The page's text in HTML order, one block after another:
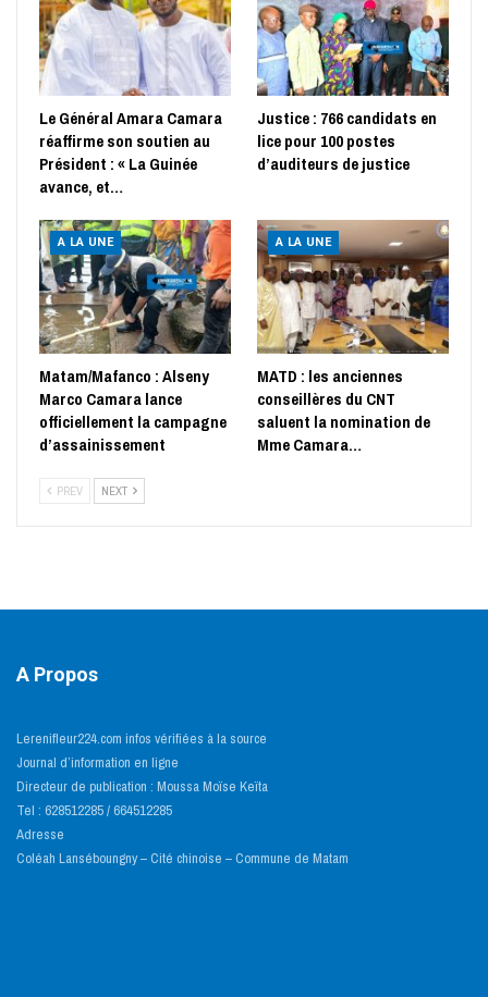
Le Général Amara Camara
réaffirme son soutien au
Président : « La Guinée
avance, et…
Justice : 766 candidats en
lice pour 100 postes
d’auditeurs de justice
A LA UNE
Matam/Mafanco : Alseny
Marco Camara lance
officiellement la campagne
d’assainissement
A LA UNE
MATD : les anciennes
conseillères du CNT
saluent la nomination de
Mme Camara…
PREV NEXT
A Propos
Lerenifleur224.com infos vérifiées à la source
Journal d’information en ligne
Directeur de publication : Moussa Moïse Keïta
Tel : 628512285 / 664512285
Adresse
Coléah Lanséboungny – Cité chinoise – Commune de Matam